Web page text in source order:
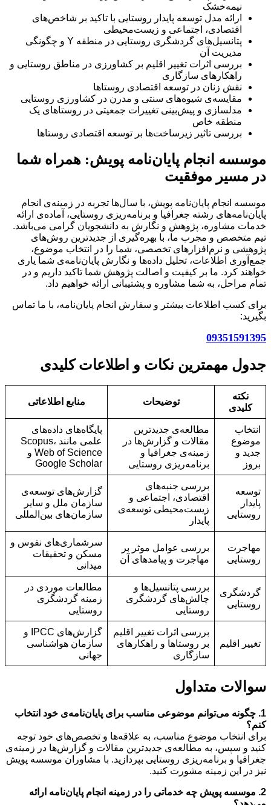
نیمه‌خشک
ارائه مدل توسعه پایدار روستایی با تاکید بر شاخص‌های
اقتصادی، اجتماعی و زیست‌محیطی
پتانسیل‌های گردشگری روستایی در منطقه Y و چگونگی
مدیریت آن
بررسی اثرات تغییر اقلیم بر کشاورزی در مناطق روستایی و
راهکارهای سازگاری
نقش زنان در توسعه اقتصادی روستاها
مقایسه‌ی شیوه‌های سنتی و مدرن در کشاورزی روستایی
مدلسازی و پیش‌بینی تغییرات جمعیتی در روستاهای یک
منطقه خاص
بررسی تاثیر زیرساخت‌ها بر توسعه اقتصادی روستاها
موسسه انجام پایان‌نامه پویش: همراه شما
در مسیر موفقیت
موسسه انجام پایان‌نامه پویش، با سال‌ها تجربه در زمینه‌ی انجام
پایان‌نامه‌های رشته جغرافیا و برنامه‌ریزی روستایی، آماده‌ی ارائه
خدمات مشاوره، پژوهش و نگارش به دانشجویان گرامی می‌باشد.
تیم متخصص و مجرب ما، با بهره‌گیری از جدیدترین روش‌های
پژوهشی و نرم‌افزارهای تخصصی، شما را در انتخاب موضوع،
جمع‌آوری اطلاعات، تحلیل داده‌ها و نگارش پایان‌نامه‌ی شما یاری
خواهند کرد. ما بر کیفیت و اصالت پژوهش شما تاکید داریم و در
تمام مراحل، به شما مشاوره و پشتیبانی ارائه خواهیم داد.
برای کسب اطلاعات بیشتر و سفارش انجام پایان‌نامه، با ما تماس
بگیرید:
09351591395
جدول مهمترین نکات و اطلاعات کلیدی
نکته
کلیدی
توضیحات منابع اطلاعاتی
انتخاب
موضوع
جدید و
بروز
مطالعه‌ی جدیدترین
مقالات و گزارش‌ها در
زمینه‌ی جغرافیا و
برنامه‌ریزی روستایی
پایگاه‌های داده‌های
علمی مانند Scopus،
Web of Science و
Google Scholar
توسعه
پایدار
روستایی
بررسی جنبه‌های
اقتصادی، اجتماعی و
زیست‌محیطی توسعه‌ی
پایدار
گزارش‌های توسعه‌ی
سازمان ملل و سایر
سازمان‌های بین‌المللی
مهاجرت
روستایی
بررسی عوامل موثر بر
مهاجرت و پیامدهای آن
سرشماری‌های نفوس و
مسکن و تحقیقات
میدانی
گردشگری
روستایی
بررسی پتانسیل‌ها و
چالش‌های گردشگری
روستایی
مطالعات موردی در
زمینه گردشگری
روستایی
تغییر اقلیم
بررسی اثرات تغییر اقلیم
بر روستاها و راهکارهای
سازگاری
گزارش‌های IPCC و
سازمان هواشناسی
جهانی
سوالات متداول
1. چگونه می‌توانم موضوعی مناسب برای پایان‌نامه‌ی خود انتخاب
کنم؟
برای انتخاب موضوع مناسب، به علاقه‌ها و تخصص‌های خود توجه
کنید و سپس، به مطالعه‌ی جدیدترین مقالات و گزارش‌ها در زمینه‌ی
جغرافیا و برنامه‌ریزی روستایی بپردازید. با مشاوران موسسه پویش
نیز در این زمینه مشورت کنید.
2. موسسه پویش چه خدماتی را در زمینه انجام پایان‌نامه ارائه